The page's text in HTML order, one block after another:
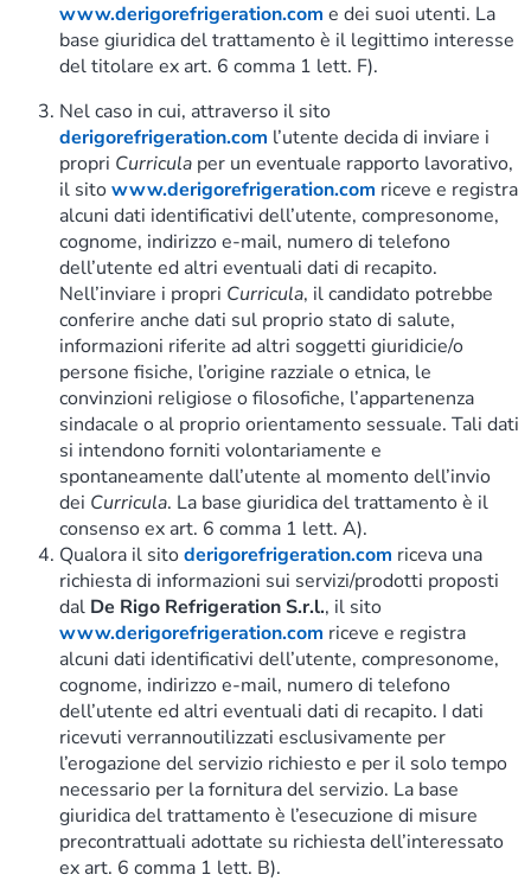
www.derigorefrigeration.com e dei suoi utenti. La
base giuridica del trattamento è il legittimo interesse
del titolare ex art. 6 comma 1 lett. F).
Nel caso in cui, attraverso il sito
derigorefrigeration.com l’utente decida di inviare i
propri Curricula per un eventuale rapporto lavorativo,
il sitowww.derigorefrigeration.com riceve e registra
alcuni dati identificativi dell’utente, compresonome,
cognome, indirizzo e-mail, numero di telefono
dell’utente ed altri eventuali dati di recapito.
Nell’inviare i propri Curricula, il candidato potrebbe
conferire anche dati sul proprio stato di salute,
informazioni riferite ad altri soggetti giuridicie/o
persone fisiche, l’origine razziale o etnica, le
convinzioni religiose o filosofiche, l’appartenenza
sindacale o al proprio orientamento sessuale. Tali dati
si intendono forniti volontariamente e
spontaneamente dall’utente al momento dell’invio
dei Curricula. La base giuridica del trattamento è il
consenso ex art. 6 comma 1 lett. A).
Qualora il sitoderigorefrigeration.com riceva una
richiesta di informazioni sui servizi/prodotti proposti
dal De Rigo Refrigeration S.r.l., il sito
www.derigorefrigeration.com riceve e registra
alcuni dati identificativi dell’utente, compresonome,
cognome, indirizzo e-mail, numero di telefono
dell’utente ed altri eventuali dati di recapito. I dati
ricevuti verrannoutilizzati esclusivamente per
l’erogazione del servizio richiesto e per il solo tempo
necessario per la fornitura del servizio. La base
giuridica del trattamento è l’esecuzione di misure
precontrattuali adottate su richiesta dell’interessato
ex art. 6 comma 1 lett. B).